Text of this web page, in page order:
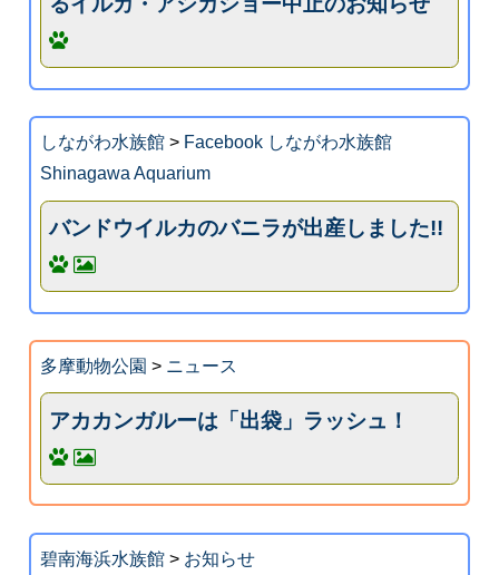
しながわ水族館> Facebook しながわ水族館
Shinagawa Aquarium
バンドウイルカのバニラが出産しました!!
多摩動物公園 > ニュース
アカカンガルーは「出袋」ラッシュ！
碧南海浜水族館> お知らせ